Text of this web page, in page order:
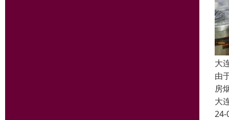
大
由
房
大
24-